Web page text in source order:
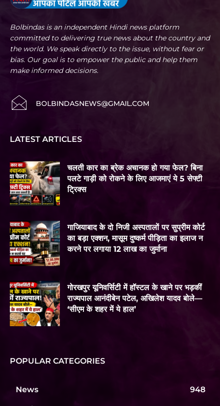
Bolbindas is an independent Hindi news platform
committed to delivering true news about the country and
the world. We speak directly to the issue, without fear or
bias. Our goal is to empower the public and help them
make informed decisions.
BOLBINDASNEWS@GMAIL.COM
LATEST ARTICLES
चलती कार का ब्रेक अचानक हो गया फेल? बिना
पलटे गाड़ी को रोकने के लिए आजमाएं ये 5 सेफ्टी
ट्रिक्स
गाजियाबाद के दो निजी अस्पतालों पर सुप्रीम कोर्ट
का बड़ा एक्शन, मासूम दुष्कर्म पीड़िता का इलाज न
करने पर लगाया 12 लाख का जुर्माना
गोरखपुर यूनिवर्सिटी में हॉस्टल के खाने पर भड़कीं
राज्यपाल आनंदीबेन पटेल, अखिलेश यादव बोले—
‘सीएम के शहर में ये हाल’
POPULAR CATEGORIES
News 948